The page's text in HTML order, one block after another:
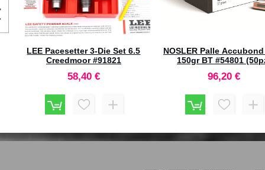
NOSLER Palle Accubond 277"
150gr BT #54801 (50pz)
96,20 €
HORNADY-PACIFIC
6x47 Remington
130,90 €